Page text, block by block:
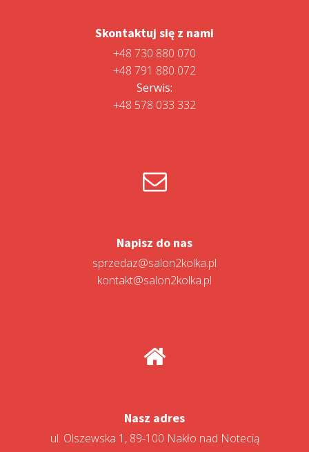
Skontaktuj się z nami
+48 730 880 070
+48 791 880 072
Serwis:
+48 578 033 332
Napisz do nas
sprzedaz@salon2kolka.pl
kontakt@salon2kolka.pl
Nasz adres
ul. Olszewska 1, 89-100 Nakło nad Notecią